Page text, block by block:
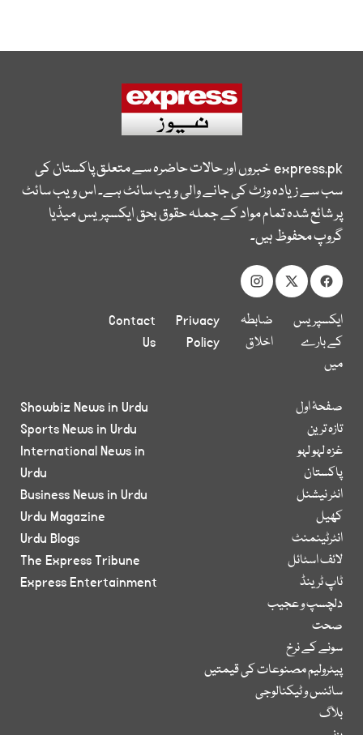
express.pkخبروں اور حالات حاضرہ سے متعلق پاکستان کی
سب سے زیادہ وزٹ کی جانے والی ویب سائٹ ہے۔ اس ویب سائٹ
پر شائع شدہ تمام مواد کے جملہ حقوق بحق ایکسپریس میڈیا
گروپ محفوظ ہیں۔
ایکسپریس
کے بارے
میں
ضابطہ
اخلاق
Privacy
Policy
Contact
Us
صفحۂ اول
تازہ ترین
غزہ لہو لہو
پاکستان
انٹر نیشنل
کھیل
انٹرٹینمنٹ
لائف اسٹائل
ٹاپ ٹرینڈ
دلچسپ و عجیب
صحت
سونے کے نرخ
پیٹرولیم مصنوعات کی قیمتیں
سائنس و ٹیکنالوجی
بلاگ
Showbiz News in Urdu
Sports News in Urdu
International News in
Urdu
Business News in Urdu
Urdu Magazine
Urdu Blogs
The Express Tribune
Express Entertainment